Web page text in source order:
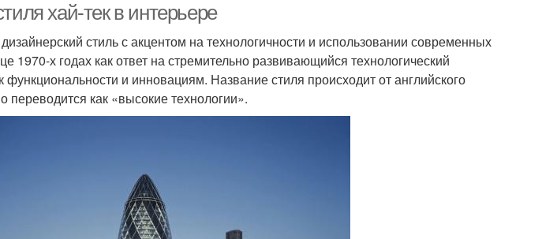
хай-тек в интерьере
стиль с акцентом на технологичности и использовании современных
1970-х годах как ответ на стремительно развивающийся технологический
функциональности и инновациям. Название стиля происходит от английского
переводится как «высокие технологии».